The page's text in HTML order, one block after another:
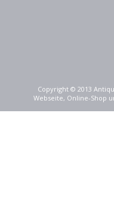
Copyright © 2013
Webseite, Online-Shop